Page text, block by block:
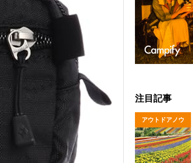
注目記事
アウトドアノウ
ハウ